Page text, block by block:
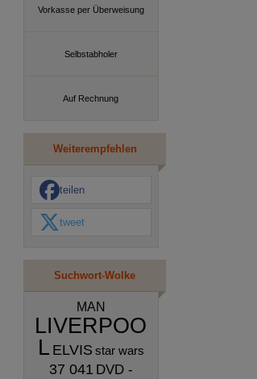
Vorkasse per Überweisung
Selbstabholer
Auf Rechnung
Weiterempfehlen
teilen
tweet
Suchwort-Wolke
MAN
LIVERPOO
L ELVIS star wars
37 041 DVD -